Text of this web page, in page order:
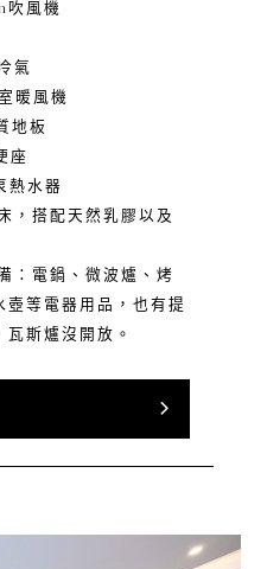
風機
氣
暖風機
地板
座
水器
，搭配天然乳膠以及
： 電鍋、微波爐、烤
等電器用品，也有提
斯爐沒開放。